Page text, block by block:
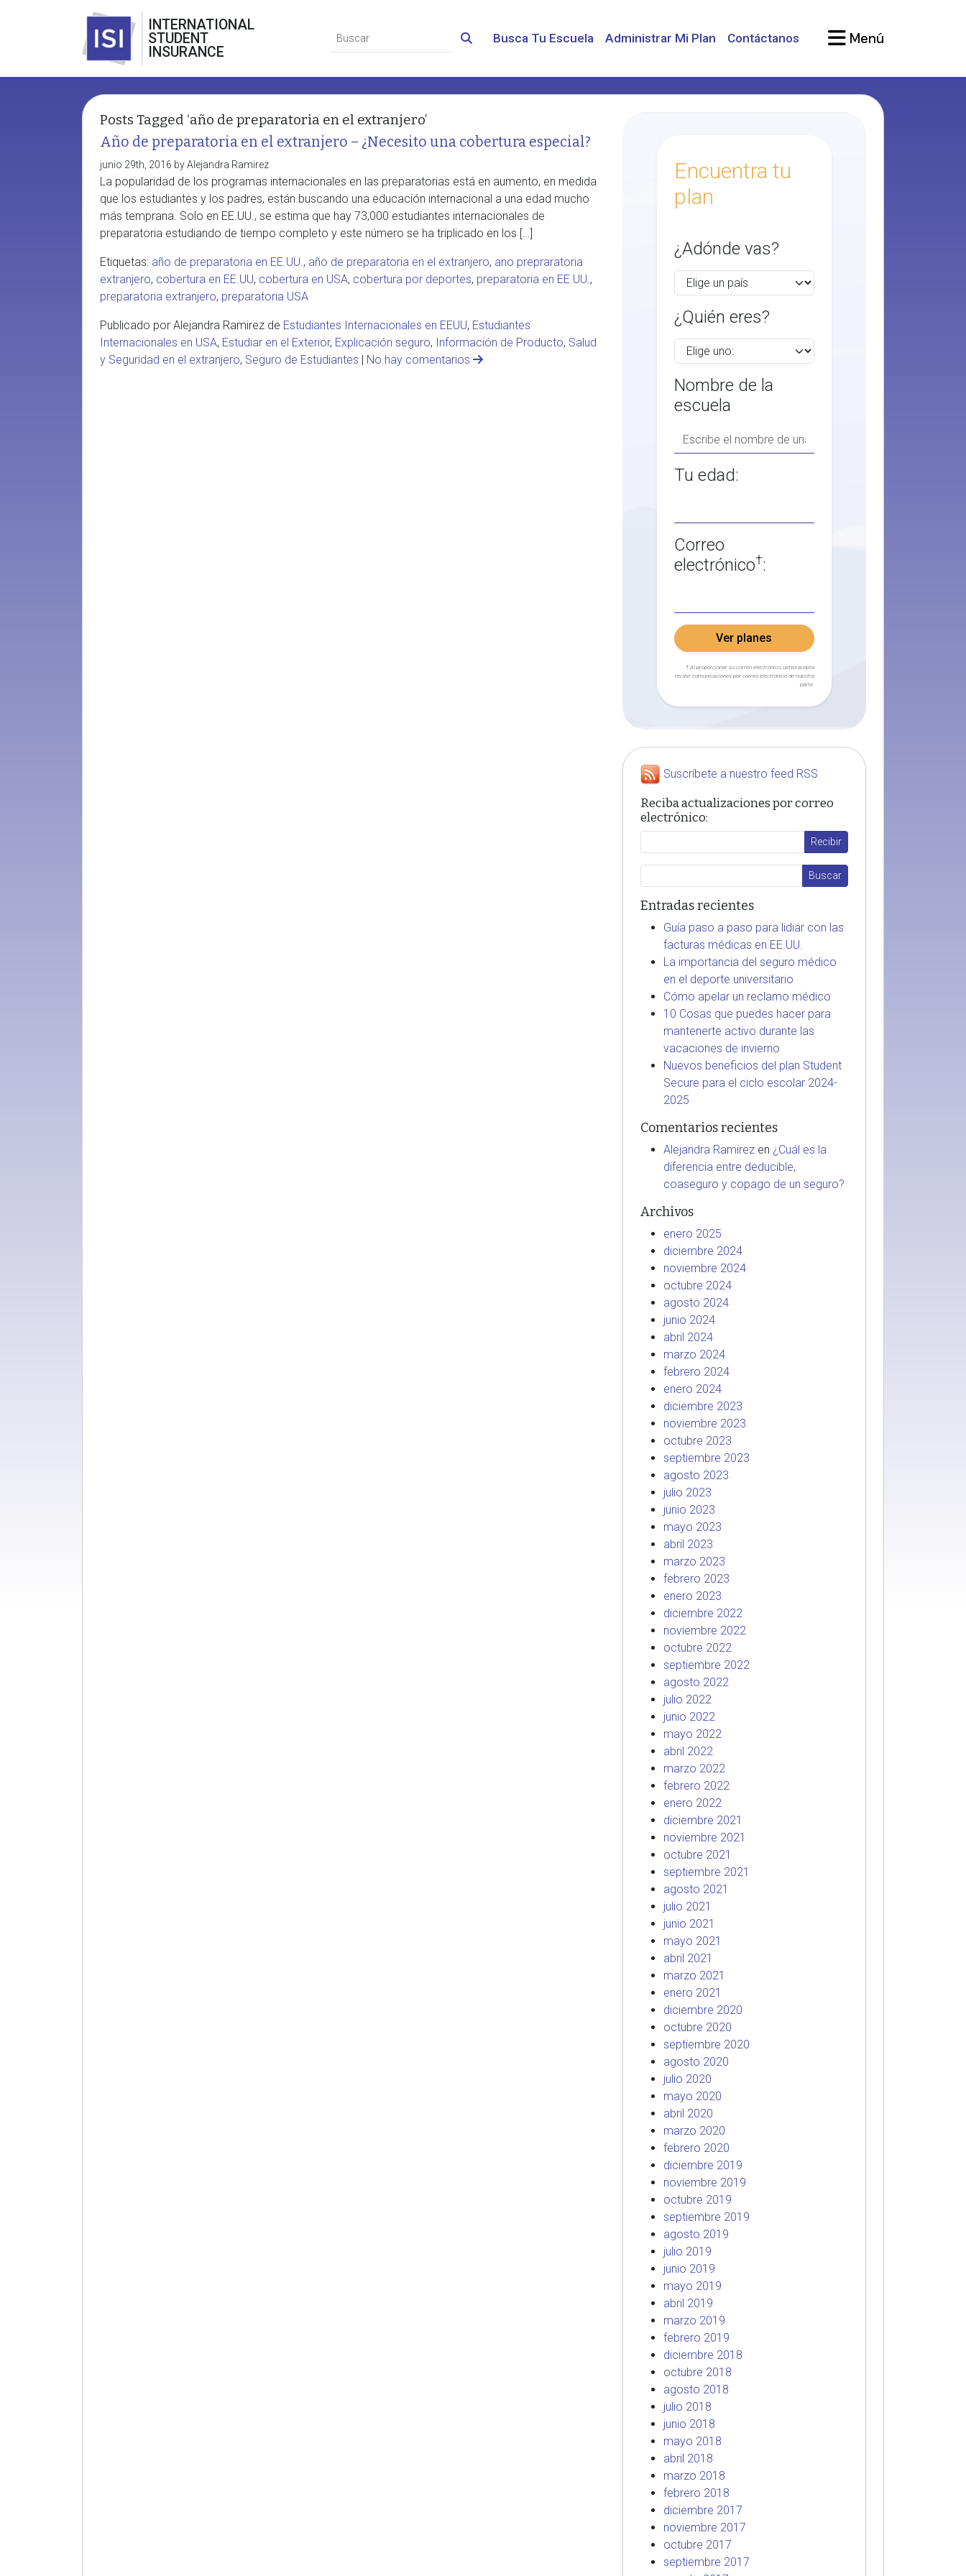
INTERNATIONAL
STUDENT
INSURANCE
Busca Tu Escuela Administrar Mi Plan Contáctanos Menú
Posts Tagged ‘año de preparatoria en el extranjero’
Año de preparatoria en el extranjero – ¿Necesito una cobertura especial?
junio 29th, 2016 by Alejandra Ramirez
La popularidad de los programas internacionales en las preparatorias está en aumento, en medida
que los estudiantes y los padres, están buscando una educación internacional a una edad mucho
más temprana. Solo en EE.UU., se estima que hay 73,000 estudiantes internacionales de
preparatoria estudiando de tiempo completo y este número se ha triplicado en los […]
Etiquetas: año de preparatoria en EE.UU., año de preparatoria en el extranjero, ano prepraratoria
extranjero, cobertura en EE.UU, cobertura en USA, cobertura por deportes, preparatoria en EE.UU.,
preparatoria extranjero, preparatoria USA
Publicado por Alejandra Ramirez de Estudiantes Internacionales en EEUU, Estudiantes
Internacionales en USA, Estudiar en el Exterior, Explicación seguro, Información de Producto, Salud
y Seguridad en el extranjero, Seguro de Estudiantes | No hay comentarios
Encuentra tu
plan
¿Adónde vas?
¿Quién eres?
Nombre de la
escuela
Tu edad:
Correo
electrónico†:
Ver planes
† Al proporcionar su correo electrónico, usted acepta
recibir comunicaciones por correo electrónico de nuestra
parte.
Suscríbete a nuestro feed RSS
Reciba actualizaciones por correo
electrónico:
Entradas recientes
Guía paso a paso para lidiar con las
facturas médicas en EE.UU.
La importancia del seguro médico
en el deporte universitario
Cómo apelar un reclamo médico
10 Cosas que puedes hacer para
mantenerte activo durante las
vacaciones de invierno
Nuevos beneficios del plan Student
Secure para el ciclo escolar 2024-
2025
Comentarios recientes
Alejandra Ramirezen ¿Cuál es la
diferencia entre deducible,
coaseguro y copago de un seguro?
Archivos
enero 2025
diciembre 2024
noviembre 2024
octubre 2024
agosto 2024
junio 2024
abril 2024
marzo 2024
febrero 2024
enero 2024
diciembre 2023
noviembre 2023
octubre 2023
septiembre 2023
agosto 2023
julio 2023
junio 2023
mayo 2023
abril 2023
marzo 2023
febrero 2023
enero 2023
diciembre 2022
noviembre 2022
octubre 2022
septiembre 2022
agosto 2022
julio 2022
junio 2022
mayo 2022
abril 2022
marzo 2022
febrero 2022
enero 2022
diciembre 2021
noviembre 2021
octubre 2021
septiembre 2021
agosto 2021
julio 2021
junio 2021
mayo 2021
abril 2021
marzo 2021
enero 2021
diciembre 2020
octubre 2020
septiembre 2020
agosto 2020
julio 2020
mayo 2020
abril 2020
marzo 2020
febrero 2020
diciembre 2019
noviembre 2019
octubre 2019
septiembre 2019
agosto 2019
julio 2019
junio 2019
mayo 2019
abril 2019
marzo 2019
febrero 2019
diciembre 2018
octubre 2018
agosto 2018
julio 2018
junio 2018
mayo 2018
abril 2018
marzo 2018
febrero 2018
diciembre 2017
noviembre 2017
octubre 2017
septiembre 2017